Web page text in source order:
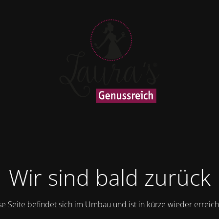
Wir sind bald zurück
Seite befindet sich im Umbau und ist in kürze wieder